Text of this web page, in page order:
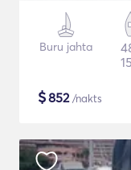
Buru jahta
$852/nakts